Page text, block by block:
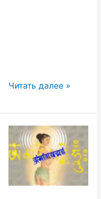
МАНТРЫ
Сборник
Мантр
для
разных
Читать далее »